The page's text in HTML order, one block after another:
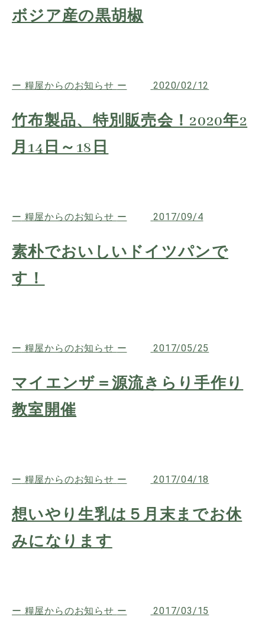
ボジア産の黒胡椒
糧屋からのお知らせ 2020/02/12
竹布製品、特別販売会！2020年2
月14日～18日
糧屋からのお知らせ 2017/09/4
素朴でおいしいドイツパンで
す！
糧屋からのお知らせ 2017/05/25
マイエンザ＝源流きらり手作り
教室開催
糧屋からのお知らせ 2017/04/18
想いやり生乳は５月末までお休
みになります
糧屋からのお知らせ 2017/03/15